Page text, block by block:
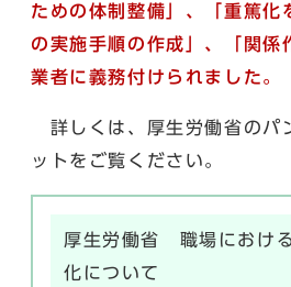
ための体制整備」、「重篤化
の実施手順の作成」、「関係
業者に義務付けられました。
詳しくは、厚生労働省のパ
ットをご覧ください。
厚生労働省 職場におけ
化について